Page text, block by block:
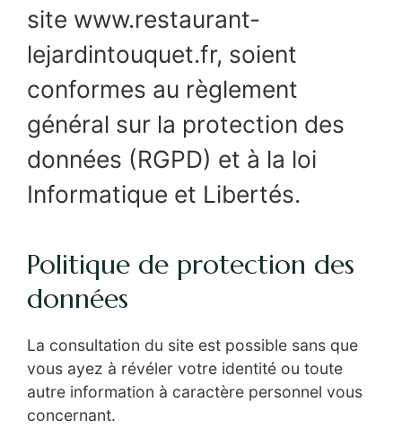
site www.restaurant-
lejardintouquet.fr, soient
conformes au règlement
général sur la protection des
données (RGPD) et à la loi
Informatique et Libertés.
Politique de protection des
données
La consultation du site est possible sans que
vous ayez à révéler votre identité ou toute
autre information à caractère personnel vous
concernant.